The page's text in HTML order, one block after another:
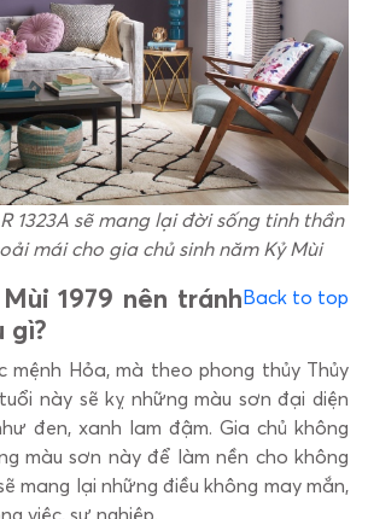
1323A sẽ mang lại đời sống tinh thần
mái cho gia chủ sinh năm Kỷ Mùi
Back to top
1979 nên tránh
gì?
mệnh Hỏa, mà theo phong thủy Thủy
này sẽ kỵ những màu sơn đại diện
đen, xanh lam đậm. Gia chủ không
màu sơn này để làm nền cho không
mang lại những điều không may mắn,
việc, sự nghiệp.